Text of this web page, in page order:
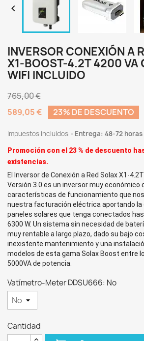

INVERSOR CONEXIÓN A
X1-BOOST-4.2T 4200 VA
WIFI INCLUIDO
765,00 €
589,05 €
23% DE DESCUENTO
Impuestos incluidos Entrega: 48-72 horas
Promoción con el 23 % de descuento
existencias.
El
Inversor de Conexión a Red Solax X1-
Versión 3.0 es un inversor muy económico
características de funcionamiento que
nuestra facturación eléctrica aportando la
paneles solares que tenga conectados
6300 W. Un sistema sin necesidad de
muy rentable a largo plazo, dado su bajo
inexistente mantenimiento y una
modelos de esta gama Solax Boost entre
5000VA de potencia.
Vatímetro-Meter DDSU666: No
Cantidad